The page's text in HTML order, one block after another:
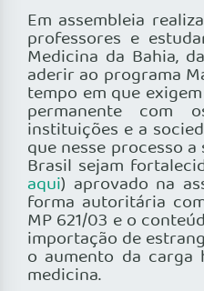
Em assembleia
professores e
Medicina da Bahia,
aderir ao programa
tempo em que
permanente com
instituições e a
que nesse processo
Brasil sejam
aqui) aprovado na
forma autoritária
MP 621/03 e o
importação de
o aumento da carga
medicina.